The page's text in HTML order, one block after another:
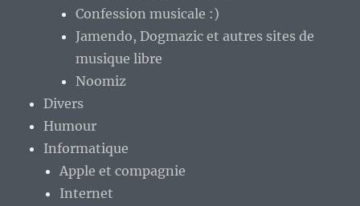
Confession musicale :)
Jamendo, Dogmazic et autres sites de
musique libre
Noomiz
Divers
Humour
Informatique
Apple et compagnie
Internet